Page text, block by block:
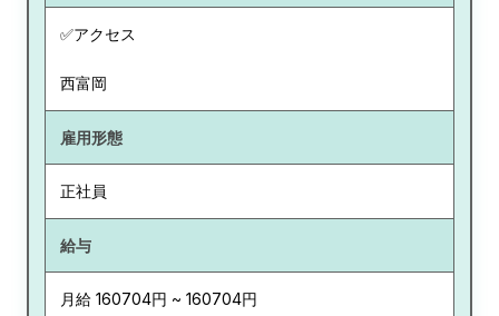
✅アクセス
西富岡
雇用形態
正社員
給与
月給 160704円 ~ 160704円